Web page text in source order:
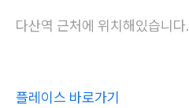
다산역 근처에 위치해있습니다.
플레이스 바로가기